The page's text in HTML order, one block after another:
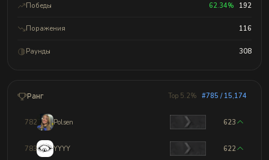
Победы 62.34% 192
Поражения 116
Раунды 308
Ранг Top 5.2% #785 / 15,174
782 Polsen 623
783 YYYY 622